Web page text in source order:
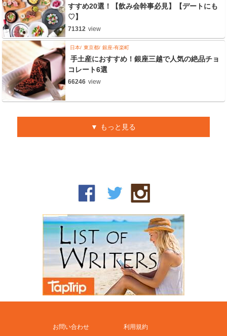
すすめ20選！【飲み会幹事必見】【デートにも
♡】
71312 view
日本 東京都 銀座-有楽町
手土産におすすめ！銀座三越で人気の絶品チョ
コレート6選
66246 view
もっと見る
お問い合わせ 利用規約